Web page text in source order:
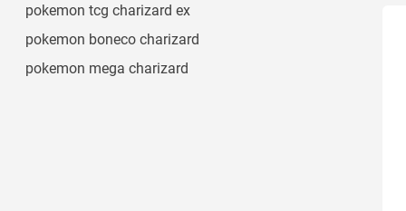
pokemon tcg charizard ex
pokemon boneco charizard
pokemon mega charizard